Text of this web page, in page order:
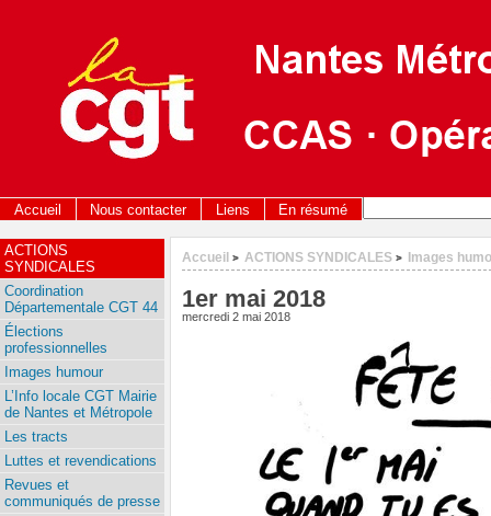
Accueil Nous contacter Liens En résumé
Accueil > ACTIONS SYNDICALES > Images
1er mai 2018
mercredi 2 mai 2018
ACTIONS
SYNDICALES
Coordination
Départementale CGT 44
Élections
professionnelles
Images humour
L’Info locale CGT Mairie
de Nantes et Métropole
Les tracts
Luttes et revendications
Revues et
communiqués de presse